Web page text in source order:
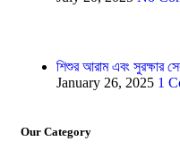
শিশুর আরাম এবং সুরক্ষার
January 26, 2025 1
Our Category